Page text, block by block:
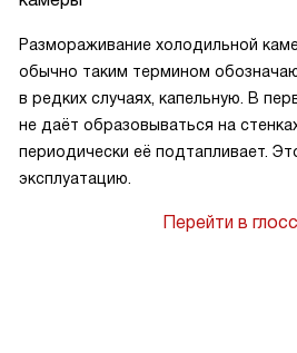
Размораживание холодильной
обычно таким термином
в редких случаях, капельную. В
не даёт образовываться на
периодически её подтапливает.
эксплуатацию.
Перейти в